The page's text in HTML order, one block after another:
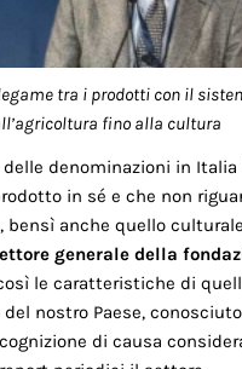
legame tra i prodotti con il
fino alla cultura
denominazioni in Italia
in sé e che non
bensì anche quello
generale della
le caratteristiche di
nostro Paese,
di causa